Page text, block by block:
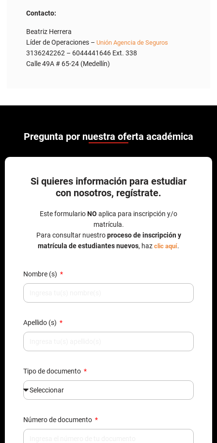
Contacto:
Beatriz Herrera
Líder de Operaciones – Unión Agencia de Seguros
3136242262 – 6044441646 Ext. 338
Calle 49A # 65-24 (Medellín)
Pregunta por nuestra oferta académica
Si quieres información para estudiar
con nosotros, regístrate.
Este formularioNO aplica para inscripción y/o
matrícula.
Para consultar nuestroproceso de inscripción y
matrícula de estudiantes nuevos, haz clic aquí.
Nombre (s)
Apellido (s)
Tipo de documento
Número de documento